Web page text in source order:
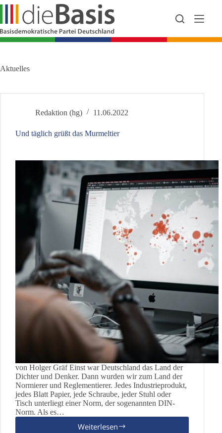
Zum
springen
Aktuelles
Redaktion (hg) 11.06.2022
Und täglich grüßt das Murmeltier
von Holger Gräf Einst war Deutschland das Land der
Dichter und Denker. Dann wurden wir zum Land der
Normierer und Reglementierer. Jedes Industrieprodukt,
jedes Blatt Papier, jede Schraube, jeder Stuhl oder
Tisch unterliegt einer Norm, der sogenannten DIN-
Norm. Als es…
Weiterlesen
Und